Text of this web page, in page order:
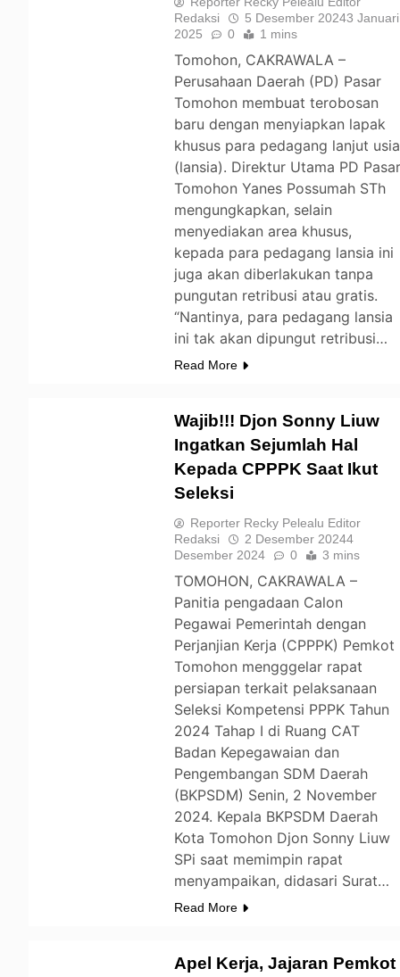
Redaksi
5 Desember 20243 Januari
2025
0 1 mins
Tomohon, CAKRAWALA –
Perusahaan Daerah (PD) Pasar
Tomohon membuat terobosan
baru dengan menyiapkan lapak
khusus para pedagang lanjut usia
(lansia). Direktur Utama PD
Tomohon Yanes Possumah STh
mengungkapkan, selain
menyediakan area khusus,
kepada para pedagang lansia ini
juga akan diberlakukan tanpa
pungutan retribusi atau gratis.
“Nantinya, para pedagang lansia
ini tak akan dipungut retribusi…
Read More
Wajib!!! Djon Sonny Liuw
Ingatkan Sejumlah Hal
Kepada CPPPK Saat Ikut
Seleksi
Reporter Recky Pelealu Editor
Redaksi
2 Desember 20244
Desember 2024
0 3 mins
TOMOHON, CAKRAWALA –
Panitia pengadaan Calon
Pegawai Pemerintah dengan
Perjanjian Kerja (CPPPK) Pemkot
Tomohon mengggelar rapat
persiapan terkait pelaksanaan
Seleksi Kompetensi PPPK Tahun
2024 Tahap I di Ruang CAT
Badan Kepegawaian dan
Pengembangan SDM Daerah
(BKPSDM) Senin, 2 November
2024. Kepala BKPSDM Daerah
Kota Tomohon Djon Sonny Liuw
SPi saat memimpin rapat
menyampaikan, didasari Surat…
Read More
Apel Kerja, Jajaran Pemkot